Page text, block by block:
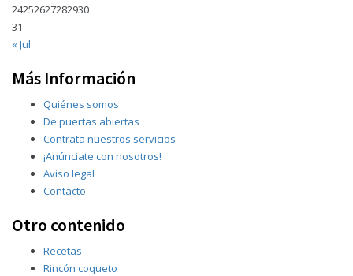
24252627282930
31
« Jul
Más Información
Quiénes somos
De puertas abiertas
Contrata nuestros servicios
¡Anúnciate con nosotros!
Aviso legal
Contacto
Otro contenido
Recetas
Rincón coqueto